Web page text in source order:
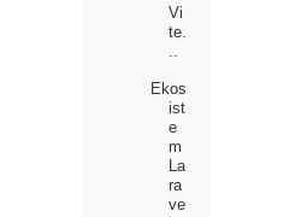
Vi
te.
Ekos
ist
e
m
La
ra
ve